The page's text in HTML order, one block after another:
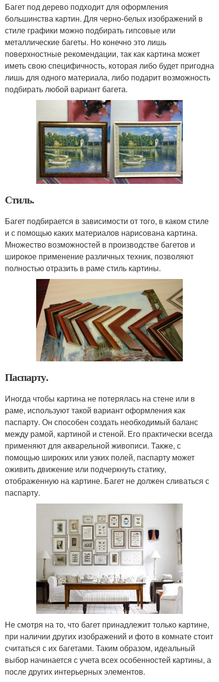
Багет под дерево подходит для оформления
большинства картин. Для черно-белых изображений в
стиле графики можно подбирать гипсовые или
металлические багеты. Но конечно это лишь
поверхностные рекомендации, так как картина может
иметь свою специфичность, которая либо будет пригодна
лишь для одного материала, либо подарит возможность
подбирать любой вариант багета.
Стиль.
Багет подбирается в зависимости от того, в каком стиле
и с помощью каких материалов нарисована картина.
Множество возможностей в производстве багетов и
широкое применение различных техник, позволяют
полностью отразить в раме стиль картины.
Паспарту.
Иногда чтобы картина не потерялась на стене или в
раме, используют такой вариант оформления как
паспарту. Он способен создать необходимый баланс
между рамой, картиной и стеной. Его практически всегда
применяют для акварельной живописи. Также, с
помощью широких или узких полей, паспарту может
оживить движение или подчеркнуть статику,
отображенную на картине. Багет не должен сливаться с
паспарту.
Не смотря на то, что багет принадлежит только картине,
при наличии других изображений и фото в комнате стоит
считаться с их багетами. Таким образом, идеальный
выбор начинается с учета всех особенностей картины, а
после других интерьерных элементов.